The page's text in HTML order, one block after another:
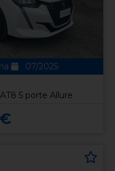
07/2025
5 porte Allure